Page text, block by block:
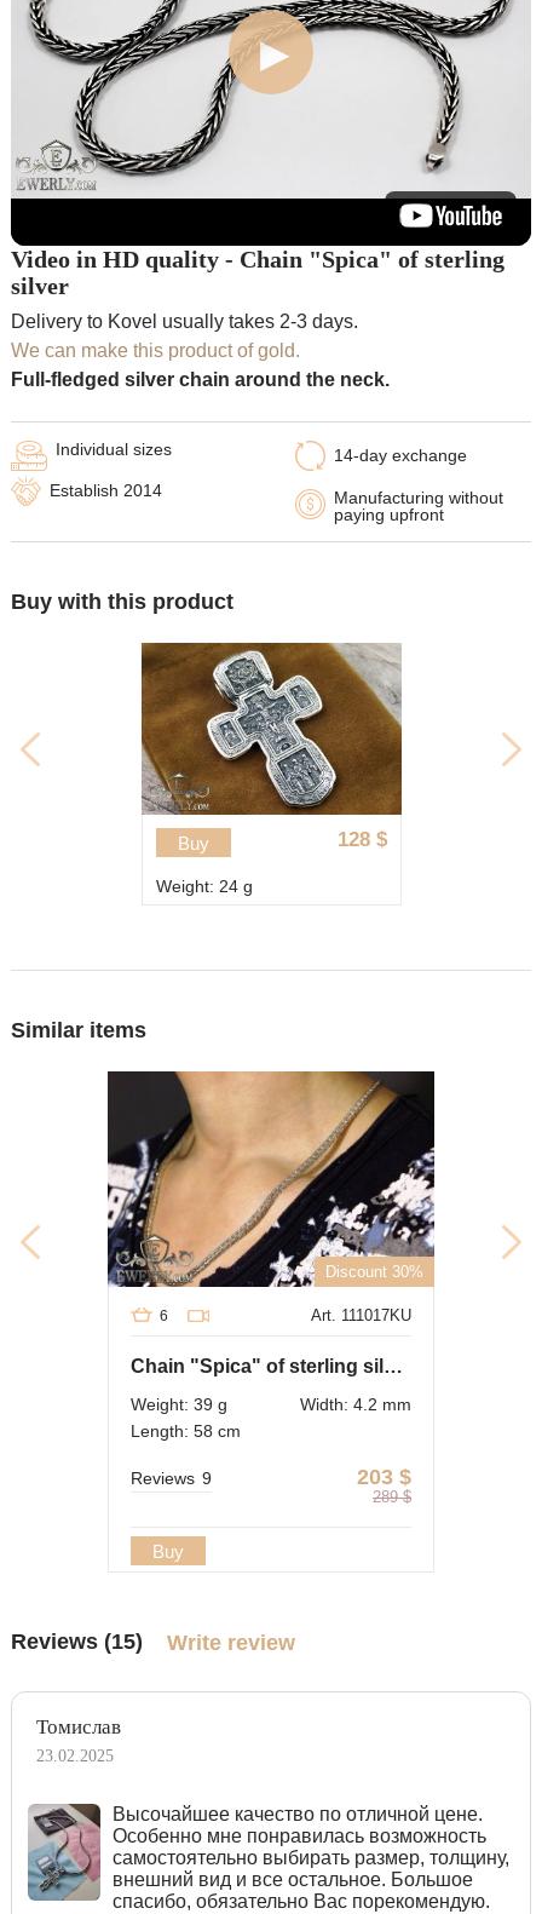
Video in HD quality - Chain "Spica" of sterling
silver
Delivery to Kovel usually takes 2-3 days.
We can make this product of gold.
Full-fledged silver chain around the neck.
14-day exchange
Manufacturing without
paying upfront
Individual sizes
Establish 2014
Buy with this product
128 $
Buy
Weight: 24 g
Similar items
Discount 30%
Art. 111017KU
6
Chain "Spica" of sterling silver for men
Weight: 39 g
Width: 4.2 mm
Length: 58 cm
203 $
289 $
Reviews 9
Buy
Reviews (15) Write review
Томислав
23.02.2025
Высочайшее качество по отличной цене.
Особенно мне понравилась возможность
самостоятельно выбирать размер, толщину,
внешний вид и все остальное. Большое
спасибо, обязательно Вас порекомендую.